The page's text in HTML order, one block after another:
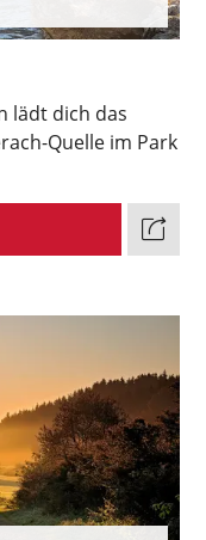
lädt dich das
Quelle im Park